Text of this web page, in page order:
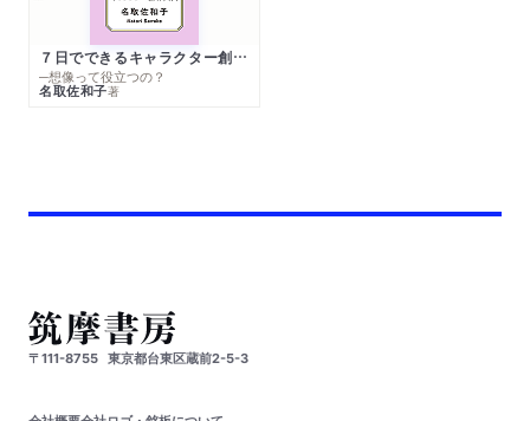
７日でできるキャラクター創作入門
─想像って役立つの？
名取佐和子著
〒111-8755 東京都台東区蔵前2-5-3